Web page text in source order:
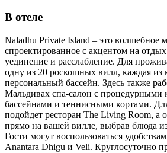
В отеле
Naladhu Private Island – это волшебное
спроектированное с акцентом на
уединение и расслабление. Для
одну из 20 роскошных вилл, каждая из
персональный бассейн. Здесь также
Мальдивах спа-салон с процедурными
бассейнами и теннисными кортами.
подойдет ресторан The Living Room, а
прямо на вашей вилле, выбрав блюда
Гости могут воспользоваться
Anantara Dhigu и Veli. Круглосуточно